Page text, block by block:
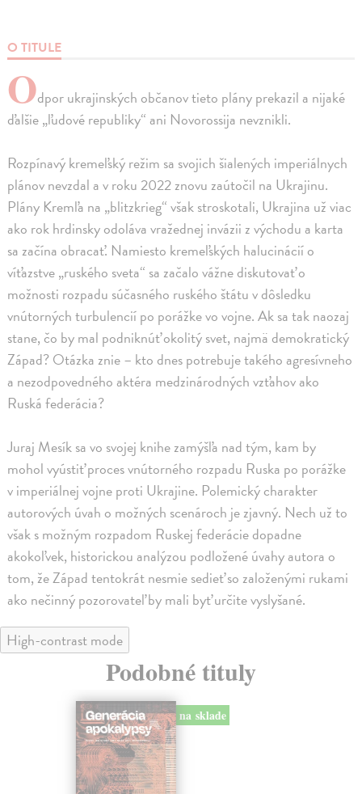
O TITULE
Odpor ukrajinských občanov tieto plány prekazil a nijaké
ďalšie „ľudové republiky“ ani Novorossija nevznikli.
Rozpínavý kremeľský režim sa svojich šialených imperiálnych
plánov nevzdal a v roku 2022 znovu zaútočil na Ukrajinu.
Plány Kremľa na „blitzkrieg“ však stroskotali, Ukrajina už viac
ako rok hrdinsky odoláva vražednej invázii z východu a karta
sa začína obracať. Namiesto kremeľských halucinácií o
víťazstve „ruského sveta“ sa začalo vážne diskutovať o
možnosti rozpadu súčasného ruského štátu v dôsledku
vnútorných turbulencií po porážke vo vojne. Ak sa tak naozaj
stane, čo by mal podniknúť okolitý svet, najmä demokratický
Západ? Otázka znie – kto dnes potrebuje takého agresívneho
a nezodpovedného aktéra medzinárodných vzťahov ako
Ruská federácia?
Juraj Mesík sa vo svojej knihe zamýšľa nad tým, kam by
mohol vyústiť proces vnútorného rozpadu Ruska po porážke
v imperiálnej vojne proti Ukrajine. Polemický charakter
autorových úvah o možných scenároch je zjavný. Nech už to
však s možným rozpadom Ruskej federácie dopadne
akokoľvek, historickou analýzou podložené úvahy autora o
tom, že Západ tentokrát nesmie sedieť so založenými rukami
ako nečinný pozorovateľ by mali byť určite vyslyšané.
High-contrast mode
Podobné tituly